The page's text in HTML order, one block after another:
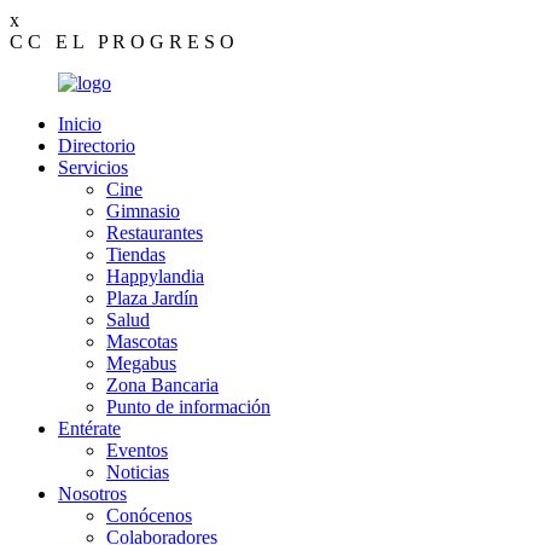
x
C C E L P R O G R E S O
Inicio
Directorio
Servicios
Cine
Gimnasio
Restaurantes
Tiendas
Happylandia
Plaza Jardín
Salud
Mascotas
Megabus
Zona Bancaria
Punto de información
Entérate
Eventos
Noticias
Nosotros
Conócenos
Colaboradores